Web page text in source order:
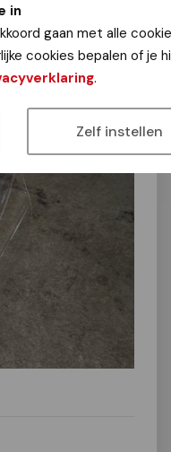
in
gaan met alle
cookies bepalen of je
.
Zelf instellen